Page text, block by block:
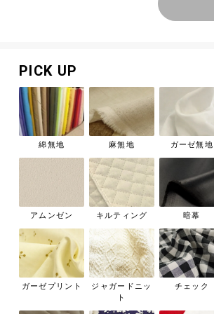
PICK UP
綿無地 麻無地 ガーゼ無地
アムンゼン キルティング 暗幕
ガーゼプリント
ジャガードニッ
ト
チェック